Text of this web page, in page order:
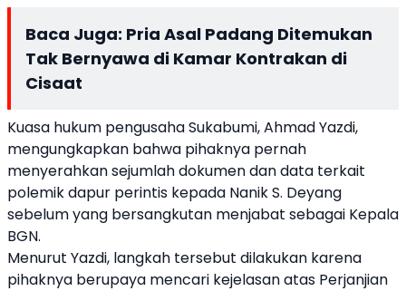
Baca Juga: Pria Asal Padang Ditemukan
Tak Bernyawa di Kamar Kontrakan di
Cisaat
Kuasa hukum pengusaha Sukabumi, Ahmad Yazdi,
mengungkapkan bahwa pihaknya pernah
menyerahkan sejumlah dokumen dan data terkait
polemik dapur perintis kepada Nanik S. Deyang
sebelum yang bersangkutan menjabat sebagai Kepala
BGN.
Menurut Yazdi, langkah tersebut dilakukan karena
pihaknya berupaya mencari kejelasan atas Perjanjian